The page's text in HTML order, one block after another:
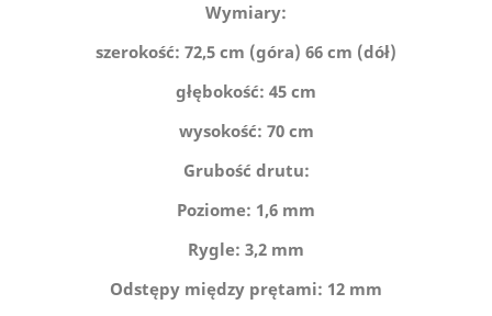
Wymiary:
szerokość: 72,5 cm (góra) 66 cm (dół)
głębokość: 45 cm
wysokość: 70 cm
Grubość drutu:
Poziome: 1,6 mm
Rygle: 3,2 mm
Odstępy między prętami: 12 mm